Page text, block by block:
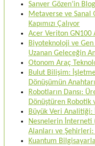
Sanver Gözen’in
Metaverse ve Sanal
Kapımızı Çalıyor
Acer Veriton GN100
Biyoteknoloji ve Gen
Uzanan Geleceğin
Otonom Araç
Bulut Bilişim:
Dönüşümün Anahtarı
Robotların Dansı:
Dönüştüren Robotik
Büyük Veri Analitiği:
Nesnelerin İnterneti
Alanları ve Şehirleri:
Kuantum